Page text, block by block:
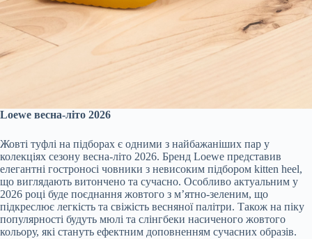
Loewe весна-літо 2026
Жовті туфлі на підборах є одними з найбажаніших пар у
колекціях сезону весна-літо 2026. Бренд Loewe представив
елегантні гостроносі човники з невисоким підбором kitten heel,
що виглядають витончено та сучасно. Особливо актуальним у
2026 році буде поєднання жовтого з м’ятно-зеленим, що
підкреслює легкість та свіжість весняної палітри. Також на піку
популярності будуть мюлі та слінгбеки насиченого жовтого
кольору, які стануть ефектним доповненням сучасних образів.